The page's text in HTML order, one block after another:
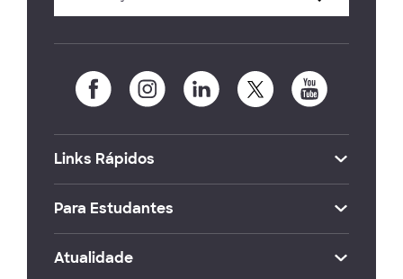
Links Rápidos
Para Estudantes
Atualidade